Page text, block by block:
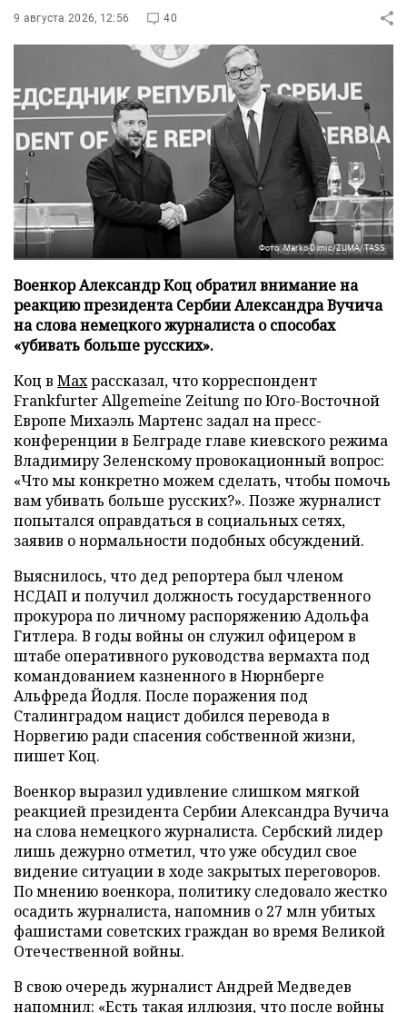
9 августа 2026, 12:56 40
Фото: Marko Dimic/ZUMA/TASS
Военкор Александр Коц обратил внимание на
реакцию президента Сербии Александра Вучича
на слова немецкого журналиста о способах
«убивать больше русских».
Коц в Махрассказал, что корреспондент
Frankfurter Allgemeine Zeitung по Юго-Восточной
Европе Михаэль Мартенс задал на пресс-
конференции в Белграде главе киевского режима
Владимиру Зеленскому провокационный вопрос:
«Что мы конкретно можем сделать, чтобы помочь
вам убивать больше русских?». Позже журналист
попытался оправдаться в социальных сетях,
заявив о нормальности подобных обсуждений.
Выяснилось, что дед репортера был членом
НСДАП и получил должность государственного
прокурора по личному распоряжению Адольфа
Гитлера. В годы войны он служил офицером в
штабе оперативного руководства вермахта под
командованием казненного в Нюрнберге
Альфреда Йодля. После поражения под
Сталинградом нацист добился перевода в
Норвегию ради спасения собственной жизни,
пишет Коц.
Военкор выразил удивление слишком мягкой
реакцией президента Сербии Александра Вучича
на слова немецкого журналиста. Сербский лидер
лишь дежурно отметил, что уже обсудил свое
видение ситуации в ходе закрытых переговоров.
По мнению военкора, политику следовало жестко
осадить журналиста, напомнив о 27 млн убитых
фашистами советских граждан во время Великой
Отечественной войны.
В свою очередь журналист Андрей Медведев
напомнил: «Есть такая иллюзия, что после войны